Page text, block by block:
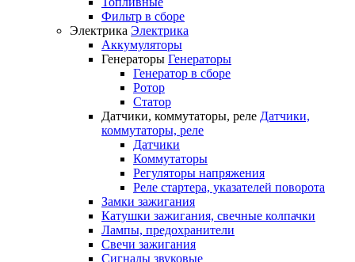
Фильтр в сборе
Электрика Электрика
Аккумуляторы
Генераторы Генераторы
Генератор в сборе
Ротор
Статор
Датчики, коммутаторы, реле Датчики,
коммутаторы, реле
Датчики
Коммутаторы
Регуляторы напряжения
Реле стартера, указателей поворота
Замки зажигания
Катушки зажигания, свечные колпачки
Лампы, предохранители
Свечи зажигания
Сигналы звуковые